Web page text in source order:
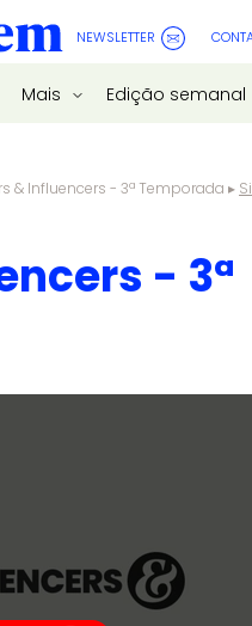
NEWSLETTER
Mais Edição semanal
& Influencers - 3ª Temporada ▸
- 3ª